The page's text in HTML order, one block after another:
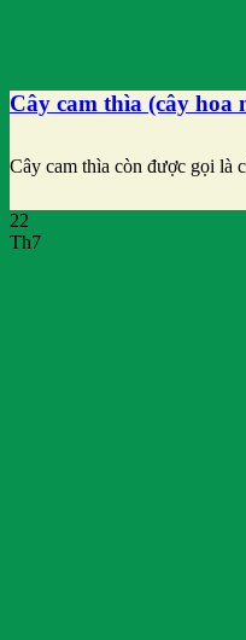
Cây cam thìa (cây hoa
Cây cam thìa còn được gọi là
22
Th7